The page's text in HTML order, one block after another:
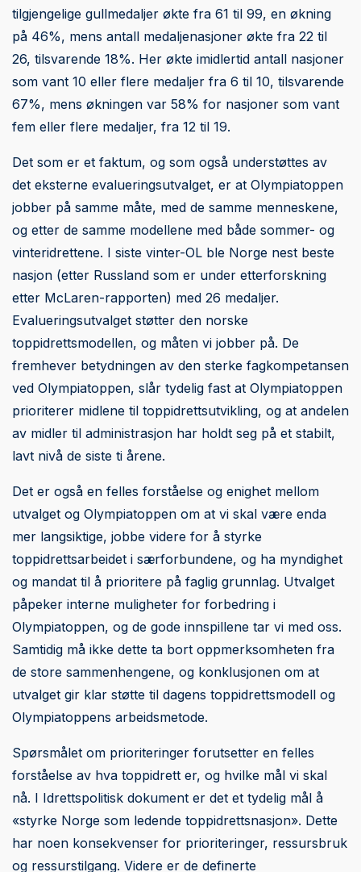
tilgjengelige gullmedaljer økte fra 61 til 99, en økning
på 46%, mens antall medaljenasjoner økte fra 22 til
26, tilsvarende 18%. Her økte imidlertid antall nasjoner
som vant 10 eller flere medaljer fra 6 til 10, tilsvarende
67%, mens økningen var 58% for nasjoner som vant
fem eller flere medaljer, fra 12 til 19.
Det som er et faktum, og som også understøttes av
det eksterne evalueringsutvalget, er at Olympiatoppen
jobber på samme måte, med de samme menneskene,
og etter de samme modellene med både sommer- og
vinteridrettene. I siste vinter-OL ble Norge nest beste
nasjon (etter Russland som er under etterforskning
etter McLaren-rapporten) med 26 medaljer.
Evalueringsutvalget støtter den norske
toppidrettsmodellen, og måten vi jobber på. De
fremhever betydningen av den sterke fagkompetansen
ved Olympiatoppen, slår tydelig fast at Olympiatoppen
prioriterer midlene til toppidrettsutvikling, og at andelen
av midler til administrasjon har holdt seg på et stabilt,
lavt nivå de siste ti årene.
Det er også en felles forståelse og enighet mellom
utvalget og Olympiatoppen om at vi skal være enda
mer langsiktige, jobbe videre for å styrke
toppidrettsarbeidet i særforbundene, og ha myndighet
og mandat til å prioritere på faglig grunnlag. Utvalget
påpeker interne muligheter for forbedring i
Olympiatoppen, og de gode innspillene tar vi med oss.
Samtidig må ikke dette ta bort oppmerksomheten fra
de store sammenhengene, og konklusjonen om at
utvalget gir klar støtte til dagens toppidrettsmodell og
Olympiatoppens arbeidsmetode.
Spørsmålet om prioriteringer forutsetter en felles
forståelse av hva toppidrett er, og hvilke mål vi skal
nå. I Idrettspolitisk dokument er det et tydelig mål å
«styrke Norge som ledende toppidrettsnasjon». Dette
har noen konsekvenser for prioriteringer, ressursbruk
og ressurstilgang. Videre er de definerte